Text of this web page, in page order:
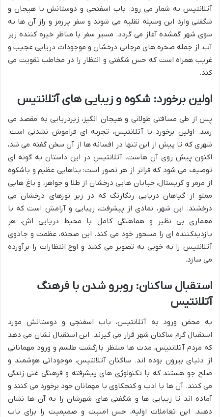
آتلانتیس به شمار می رود. باب اسفنجی و دوستانش با هیجان و
شگفتی وارد این وسیله نقلیه می شوند و سفر پررمز و راز آن ها به
سوی شهر گمشده آغاز می گردد. مسیر سفر با مناظر خیره کننده زیر
آب، از جمله صخره های مرجانی درخشان و موجودات دریایی عجیب و
غریب همراه است که حس شگفتی و انتظار را در مخاطب تقویت می
کند.
اولین برخورد: شکوه و زیبایی های آتلانتیس
پس از طی مسافتی طولانی و هیجان انگیز، زیردریایی به مقصد می
رسد. اولین برخورد با آتلانتیس، تجربه ای فراموش نشدنی است.
شهری که تا پیش از این تنها در افسانه ها از آن سخن گفته می شد،
اکنون پیش روی آن هاست. آتلانتیس در این داستان به گونه ای
توصیف می شود که فراتر از هر تصور است: بناهایی عظیم و باشکوه
از مرمر و کریستال، خیابان هایی درخشان از طلا و جواهر، و باغ هایی
مملو از گیاهان دریایی رنگارنگ که در زیر نورهای درخشان می
درخشند. این شهر، نمادی از پیشرفت، زیبایی و آرامش است که با
معماری بی نظیر و هماهنگی کامل با محیط دریایی اش، هر
بازدیدکننده ای را مسحور خود می کند. این صحنه، عظمت و جادوی
آتلانتیس را به خوبی به تصویر می کشد و اوج انتظارات را برآورده
می سازد.
استقبال ساکنان: روبرو شدن با فرهنگ
آتلانتیس
به محض ورود به آتلانتیس، باب اسفنجی و دوستانش مورد
استقبال گرم ساکنان شهر قرار می گیرند. این استقبال نشان می دهد
که مردم آتلانتیس، مدت ها منتظر بازگشت طلسم و ورود مهمانانی
از دنیای بیرون بوده اند. ساکنان آتلانتیس، موجوداتی هوشمند و
صلح جو هستند که با تکنولوژی های پیشرفته و فرهنگی غنی زندگی
می کنند. آن ها با ادب و کنجکاوی با مهمانان خود برخورد می کنند و
آماده اند تا زیبایی ها و شگفتی های شهرشان را به آن ها نشان
دهند. این تعاملات اولیه، حس امنیت و صمیمیت را برای باب